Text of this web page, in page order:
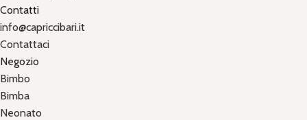
Contatti
info@capriccibari.it
Contattaci
Negozio
Bimbo
Bimba
Neonato